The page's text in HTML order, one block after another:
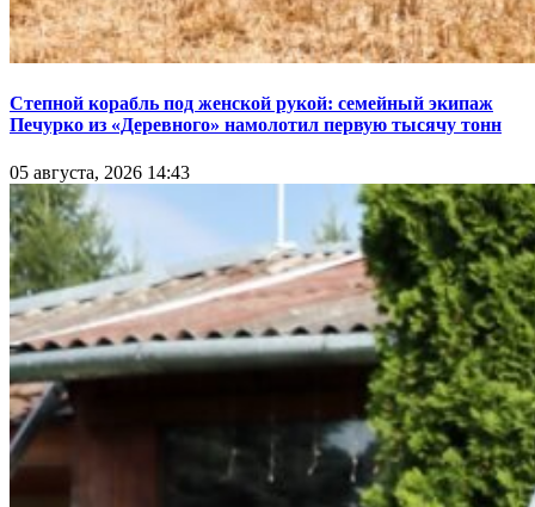
Степной корабль под женской рукой: семейный экипаж
Печурко из «Деревного» намолотил первую тысячу тонн
05 августа, 2026 14:43